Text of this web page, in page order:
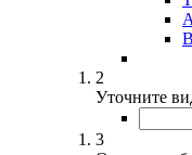
2
Уточните
3